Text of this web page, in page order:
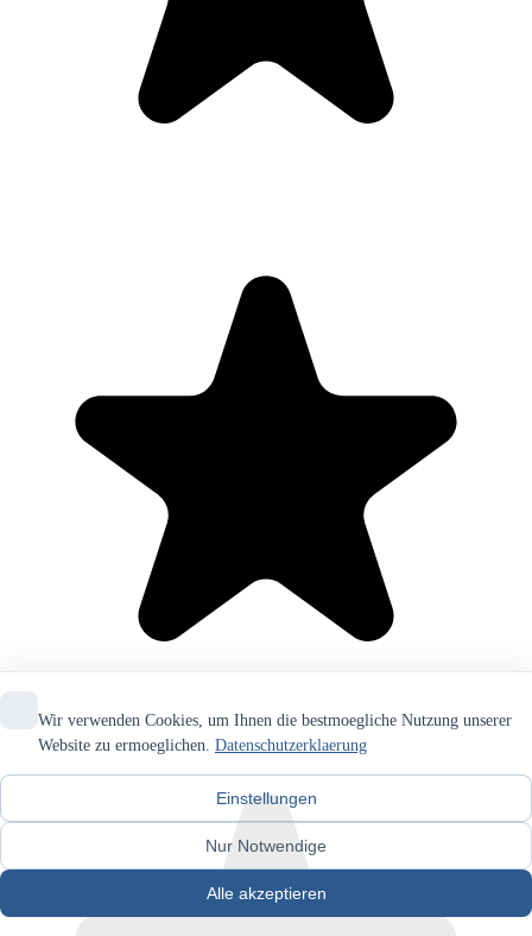
Wir verwenden Cookies, um Ihnen die bestmoegliche Nutzung unserer
Website zu ermoeglichen. Datenschutzerklaerung
Einstellungen
Nur Notwendige
Alle akzeptieren